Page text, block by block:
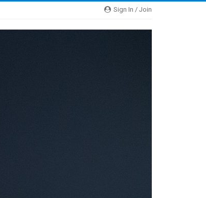
Sign In / Join